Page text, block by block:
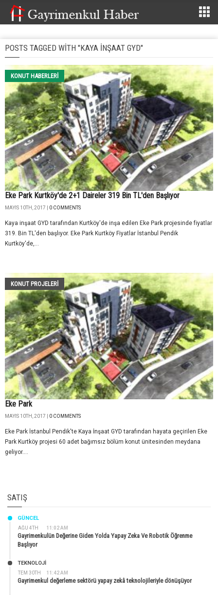
POSTS TAGGED WITH "KAYA INŞAAT GYD"
KONUT HABERLERI
Eke Park Kurtköy'de 2+1 Daireler 319 Bin TL'den Başlıyor
MAYIS 10TH, 2017 | 0 COMMENTS
Kaya inşaat GYD tarafından Kurtköy'de inşa edilen Eke Park projesinde fiyatlar
319. Bin TL'den başlıyor. Eke Park Kurtköy Fiyatlar İstanbul Pendik
Kurtköy'de,...
KONUT PROJELERI
Eke Park
MAYIS 10TH, 2017 | 0 COMMENTS
Eke Park İstanbul Pendik'te Kaya İnşaat GYD tarafından hayata geçirilen Eke
Park Kurtköy projesi 60 adet bağımsız bölüm konut ünitesinden meydana
geliyor....
SATIŞ
AĞU 4TH 11:02 AM
GÜNCEL
Gayrimenkulün Değerine Giden Yolda Yapay Zeka Ve Robotik Öğrenme
Başlıyor
TEM 30TH 11:42 AM
TEKNOLOJİ
Gayrimenkul değerleme sektörü yapay zekâ teknolojileriyle dönüşüyor